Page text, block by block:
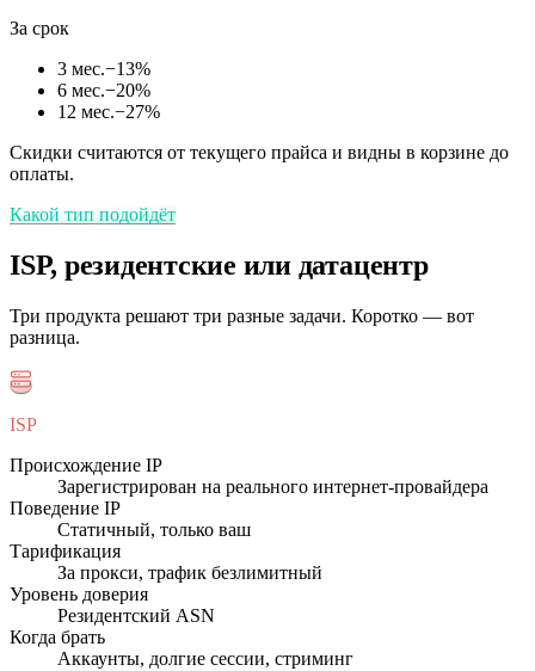
За срок
3 мес.−13%
6 мес.−20%
12 мес.−27%
Скидки считаются от текущего прайса и видны в корзине до
оплаты.
Какой тип подойдёт
ISP, резидентские или датацентр
Три продукта решают три разные задачи. Коротко — вот
разница.
ISP
Происхождение IP
Зарегистрирован на реального интернет-провайдера
Поведение IP
Статичный, только ваш
Тарификация
За прокси, трафик безлимитный
Уровень доверия
Резидентский ASN
Когда брать
Аккаунты, долгие сессии, стриминг